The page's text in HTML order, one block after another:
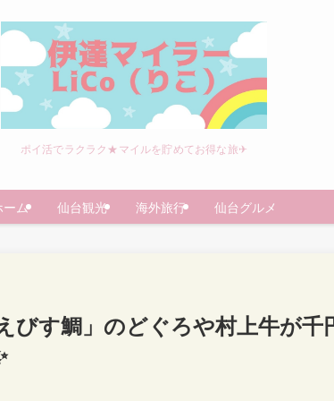
ポイ活でラクラク★マイルを貯めてお得な旅✈
ーム 仙台観光 海外旅行 仙台グルメ
びす鯛」のどぐろや村上牛が千